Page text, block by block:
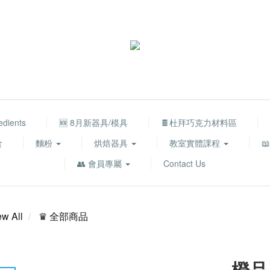
🆕 8月新器具/模具
🍫杜拜巧克力材料區
麵粉 烘焙器具 教室實體課程
👥 會員專屬
Contact Us
All ♛ 全部商品